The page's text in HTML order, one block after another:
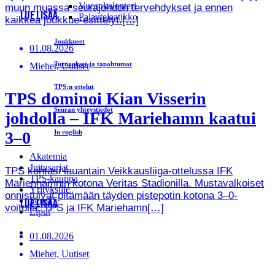
Vuorokalenteri
Palautelaatikko
Joukkueet
Turnaukset ja tapahtumat
TPS:n ottelut
Seuran yhteystiedot
In english
Akatemia
Juttusarjat
TPS-kauppa
Yrityksille
Seura
Liput
muun muassa seurajohdon tervehdykset ja ennen
kaikkea joukkue-esittelyt.[…]
LUE LISÄÄ
01.08.2026
Miehet, Uutiset
TPS dominoi Kian Visserin
johdolla – IFK Mariehamn kaatui
3–0
TPS kohtasi lauantain Veikkausliiga-ottelussa IFK
Marienhamnin kotona Veritas Stadionilla. Mustavalkoiset
onnistuivat pitämään täyden pistepotin kotona 3–0-
voitolla. TPS ja IFK Mariehamn[…]
LUE LISÄÄ
01.08.2026
Miehet, Uutiset